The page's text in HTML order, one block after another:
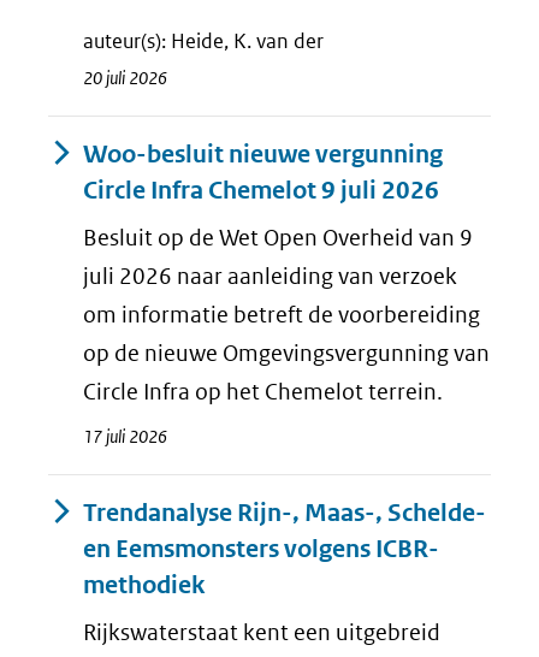
auteur(s): Heide, K. van der
20 juli 2026
Woo-besluit nieuwe vergunning
Circle Infra Chemelot 9 juli 2026
Besluit op de Wet Open Overheid van 9
juli 2026 naar aanleiding van verzoek
om informatie betreft de voorbereiding
op de nieuwe Omgevingsvergunning van
Circle Infra op het Chemelot terrein.
17 juli 2026
Trendanalyse Rijn-, Maas-, Schelde-
en Eemsmonsters volgens ICBR-
methodiek
Rijkswaterstaat kent een uitgebreid